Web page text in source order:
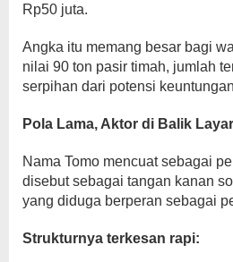
Rp50 juta.
Angka itu memang besar bagi
nilai 90 ton pasir timah, jumlah
serpihan dari potensi
Pola Lama, Aktor di Balik Layar
Nama Tomo mencuat sebagai
disebut sebagai tangan kanan
yang diduga berperan sebagai
Strukturnya terkesan rapi: